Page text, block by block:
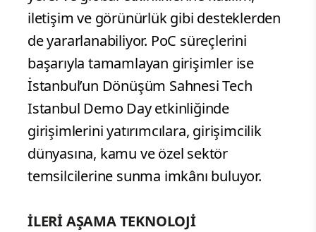
iletişim ve görünürlük gibi desteklerden
de yararlanabiliyor. PoC süreçlerini
başarıyla tamamlayan girişimler ise
İstanbul’un Dönüşüm Sahnesi Tech
Istanbul Demo Day etkinliğinde
girişimlerini yatırımcılara, girişimcilik
dünyasına, kamu ve özel sektör
temsilcilerine sunma imkânı buluyor.
İLERİ AŞAMA TEKNOLOJİ